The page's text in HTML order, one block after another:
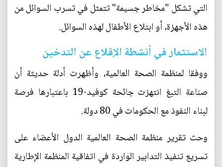
التي تشكل "مخاطر جسيمة" تتمثل في تسرب السوائل من
هذه الأجهزة، أو ابتلاع الأطفال لهذه السوائل.
الاستثمار في أنشطة الإقلاع عن التدخين
ووفقا لمنظمة الصحة العالمية، وأظهرت أدلة حديثة أن
صناعة التبغ انتهزت جائحة كوفيد-19 باعتبارها فرصة
لبناء النفوذ مع الحكومات في 80 دولة.
وحث تقرير منظمة الصحة العالمية الدول الأعضاء على
تسريع تنفيذ التدابير الواردة في اتفاقية المنظمة الإطارية